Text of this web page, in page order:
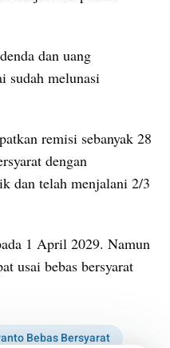
dan uang
sudah melunasi
remisi sebanyak 28
dengan
dan telah menjalani 2/3
1 April 2029. Namun
usai bebas bersyarat
Bebas Bersyarat